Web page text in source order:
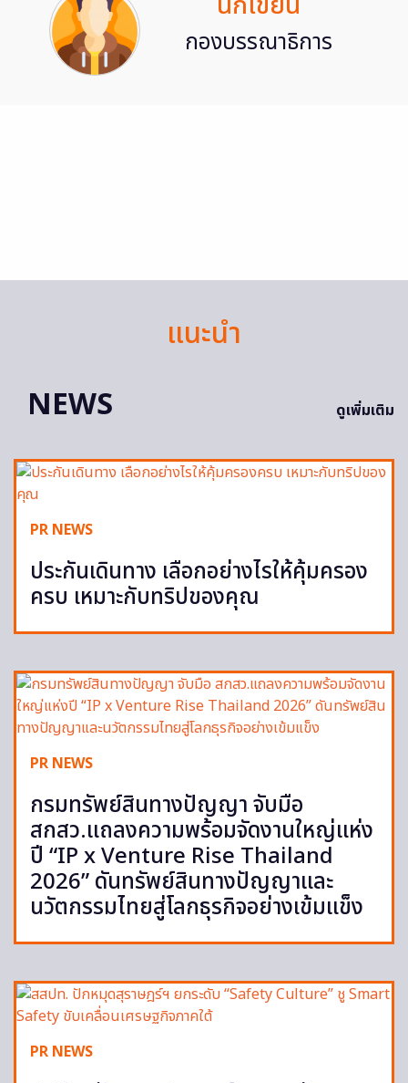
กองบรรณาธิการ
แนะนำ
NEWS
ดูเพิ่มเติม
PR NEWS
ประกันเดินทาง เลือกอย่างไรให้คุ้มครอง
ครบ เหมาะกับทริปของคุณ
PR NEWS
กรมทรัพย์สินทางปัญญา จับมือ
สกสว.แถลงความพร้อมจัดงานใหญ่แห่ง
ปี “IP x Venture Rise Thailand
2026” ดันทรัพย์สินทางปัญญาและ
นวัตกรรมไทยสู่โลกธุรกิจอย่างเข้มแข็ง
PR NEWS